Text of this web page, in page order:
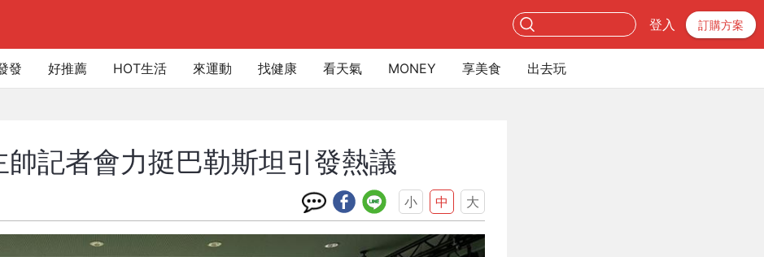
登入 訂購方案
發 好推薦 HOT生活 來運動 找健康 看天氣 MONEY 享美食 出去玩
記者會力挺巴勒斯坦引發熱議
小 中 大